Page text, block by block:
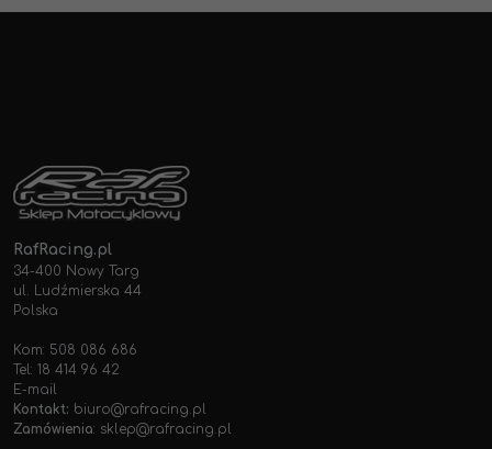
RafRacing.pl
34-400 Nowy Targ
ul. Ludźmierska 44
Polska
Kom: 508 086 686
Tel: 18 414 96 42
E-mail
Kontakt: biuro@rafracing.pl
Zamówienia: sklep@rafracing.pl